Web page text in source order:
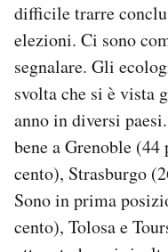
difficile trarre
elezioni. Ci sono
segnalare. Gli
svolta che si è vista
anno in diversi
bene a Grenoble
cento), Strasburgo
Sono in prima
cento), Tolosa e